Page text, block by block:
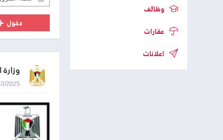
وظائف
عقارات
اعلانات
دخول
وزارة
08/10/2025